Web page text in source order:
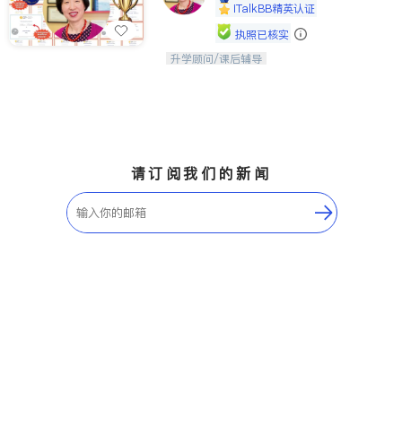
iTalkBB精英认证
执照已核实
孩子美好的未来始于早期能力的培养，
升学顾问/课后辅导
请订阅我们的新闻